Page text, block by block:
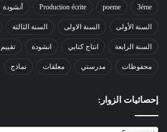
3éme
poeme
Production écrite أنشودة
السنة الأولى السنة الاولى السنة الثالثة
السنة الرابعة انتاج كتابي انشودة تقييم
محفوظات مدرستي معلقات نماذج
إحصائيات الزوار: